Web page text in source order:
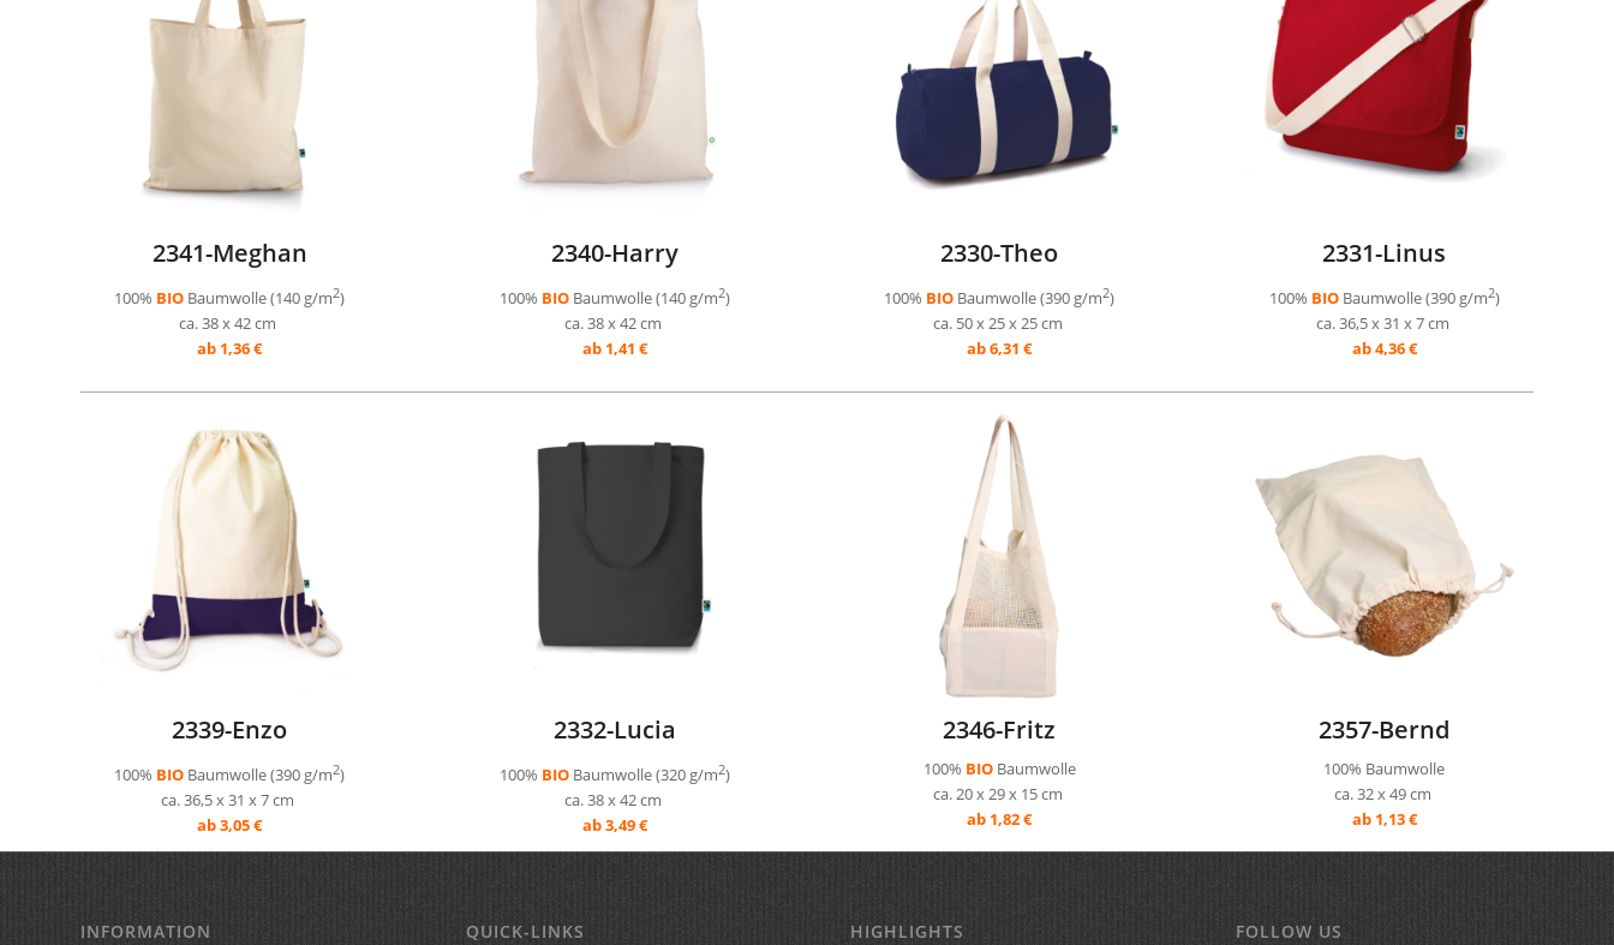
2341-Meghan
100% BIO Baumwolle (140 g/m2)
ca. 38 x 42 cm
ab 1,36 €
2340-Harry
100% BIOBaumwolle (140 g/m2)
ca. 38 x 42 cm
ab 1,41 €
2330-Theo
100% BIO Baumwolle (390 g/m2)
ca. 50 x 25 x 25 cm
ab 6,31 €
2331-Linus
100% BIOBaumwolle (390 g/m2)
ca. 36,5 x 31 x 7 cm
ab 4,36 €
2339-Enzo
100% BIO Baumwolle (390 g/m2)
ca. 36,5 x 31 x 7 cm
ab 3,05 €
2332-Lucia
100% BIOBaumwolle (320 g/m2)
ca. 38 x 42 cm
ab 3,49 €
2346-Fritz
100% BIOBaumwolle
ca. 20 x 29 x 15 cm
ab 1,82 €
2357-Bernd
100% Baumwolle
ca. 32 x 49 cm
ab 1,13 €
INFORMATION QUICK-LINKS HIGHLIGHTS FOLLOW US